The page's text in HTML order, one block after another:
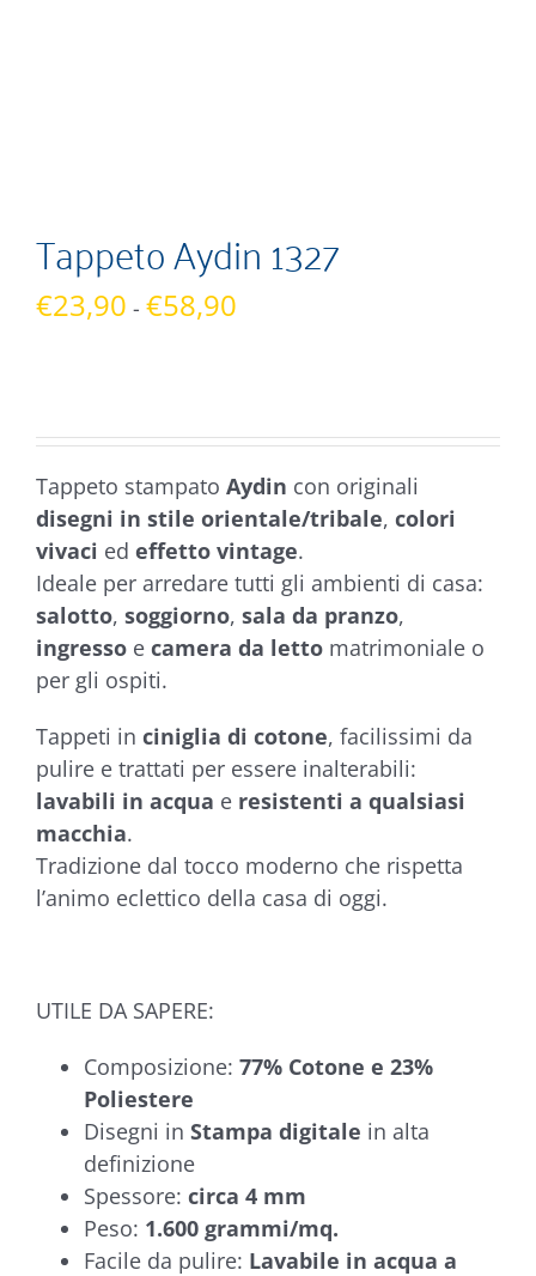
Tappeto Aydin 1327
€23,90 - €58,90
€58,90
Tappeto stampato Aydin con originali
disegni in stile orientale/tribale, colori
vivaci ed effetto vintage.
Ideale per arredare tutti gli ambienti di casa:
salotto, soggiorno, sala da pranzo,
ingresso e camera da letto matrimoniale o
per gli ospiti.
Tappeti in ciniglia di cotone, facilissimi da
pulire e trattati per essere inalterabili:
lavabili in acqua e resistenti a qualsiasi
macchia.
Tradizione dal tocco moderno che rispetta
l’animo eclettico della casa di oggi.
UTILE DA SAPERE:
Composizione: 77% Cotone e 23%
Poliestere
Disegni in Stampa digitale in alta
definizione
Spessore: circa 4 mm
Peso: 1.600 grammi/mq.
Facile da pulire: Lavabile in acqua a